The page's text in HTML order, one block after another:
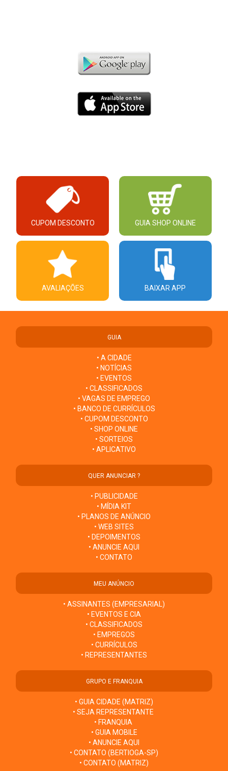
CUPOM DESCONTO GUIA SHOP ONLINE
AVALIAÇÕES BAIXAR APP
GUIA
• A CIDADE
• NOTÍCIAS
• EVENTOS
• CLASSIFICADOS
• VAGAS DE EMPREGO
• BANCO DE CURRÍCULOS
• CUPOM DESCONTO
• SHOP ONLINE
• SORTEIOS
• APLICATIVO
QUER ANUNCIAR ?
• PUBLICIDADE
• MÍDIA KIT
• PLANOS DE ANÚNCIO
• WEB SITES
• DEPOIMENTOS
• ANUNCIE AQUI
• CONTATO
MEU ANÚNCIO
• ASSINANTES (EMPRESARIAL)
• EVENTOS E CIA
• CLASSIFICADOS
• EMPREGOS
• CURRÍCULOS
• REPRESENTANTES
GRUPO E FRANQUIA
• GUIA CIDADE (MATRIZ)
• SEJA REPRESENTANTE
• FRANQUIA
• GUIA MOBILE
• ANUNCIE AQUI
• CONTATO (BERTIOGA-SP)
• CONTATO (MATRIZ)